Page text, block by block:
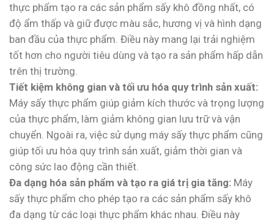
thực phẩm tạo ra các sản phẩm sấy khô đồng nhất, có
độ ẩm thấp và giữ được màu sắc, hương vị và hình dạng
ban đầu của thực phẩm. Điều này mang lại trải nghiệm
tốt hơn cho người tiêu dùng và tạo ra sản phẩm hấp dẫn
trên thị trường.
Tiết kiệm không gian và tối ưu hóa quy trình sản xuất:
Máy sấy thực phẩm giúp giảm kích thước và trọng lượng
của thực phẩm, làm giảm không gian lưu trữ và vận
chuyển. Ngoài ra, việc sử dụng máy sấy thực phẩm cũng
giúp tối ưu hóa quy trình sản xuất, giảm thời gian và
công sức lao động cần thiết.
Đa dạng hóa sản phẩm và tạo ra giá trị gia tăng: Máy
sấy thực phẩm cho phép tạo ra các sản phẩm sấy khô
đa dạng từ các loại thực phẩm khác nhau. Điều này